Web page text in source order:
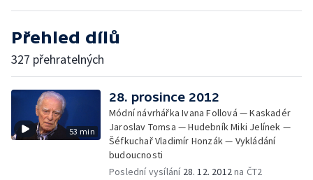
Přehled dílů
327 přehratelných
53 min
28. prosince 2012
Módní návrhářka Ivana Follová — Kaskadér
Jaroslav Tomsa — Hudebník Miki Jelínek —
Šéfkuchař Vladimír Honzák — Vykládání
budoucnosti
Poslední vysílání 28. 12. 2012 na ČT2